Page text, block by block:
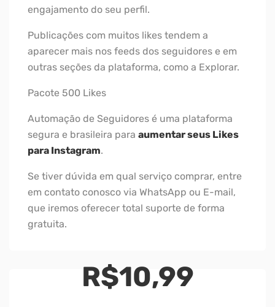
engajamento do seu perfil.
Publicações com muitos likes tendem a
aparecer mais nos feeds dos seguidores e em
outras seções da plataforma, como a Explorar.
Pacote 500 Likes
Automação de Seguidores é uma plataforma
segura e brasileira para aumentar seus Likes
para Instagram.
Se tiver dúvida em qual serviço comprar, entre
em contato conosco via WhatsApp ou E-mail,
que iremos oferecer total suporte de forma
gratuita.
R$10,99